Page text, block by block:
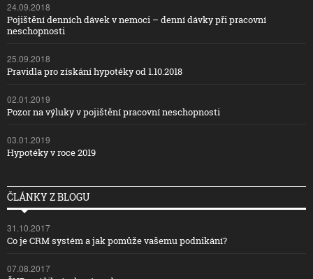
24.09.2018
Pojištění denních dávek v nemoci – denní dávky při pracovní
neschopnosti
25.09.2018
Pravidla pro získání hypotéky od 1.10.2018
02.01.2019
Pozor na výluky v pojištění pracovní neschopnosti
03.01.2019
Hypotéky v roce 2019
ČLÁNKY Z BLOGU
31.10.2017
Co je CRM systém a jak pomůže vašemu podnikání?
07.08.2017